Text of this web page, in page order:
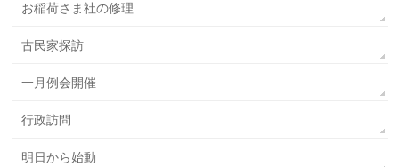
お稲荷さま社の修理
古民家探訪
一月例会開催
行政訪問
明日から始動